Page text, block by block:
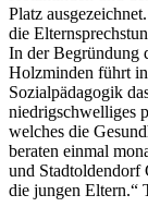
Platz
die
In der Begründung
Holzminden führt
Sozialpädagogik
niedrigschwelliges
welches die
beraten einmal
und Stadtoldendorf
die jungen Eltern.“